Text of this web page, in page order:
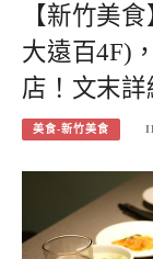
【新竹美
大遠百4F)
店！文末詳
美食-新竹美食